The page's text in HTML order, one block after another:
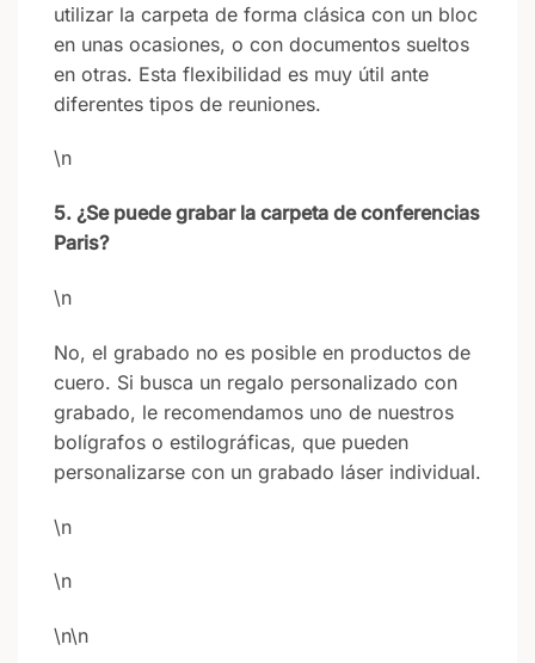
utilizar la carpeta de forma clásica con un bloc
en unas ocasiones, o con documentos sueltos
en otras. Esta flexibilidad es muy útil ante
diferentes tipos de reuniones.
\n
5. ¿Se puede grabar la carpeta de conferencias
Paris?
\n
No, el grabado no es posible en productos de
cuero. Si busca un regalo personalizado con
grabado, le recomendamos uno de nuestros
bolígrafos o estilográficas, que pueden
personalizarse con un grabado láser individual.
\n
\n
\n\n